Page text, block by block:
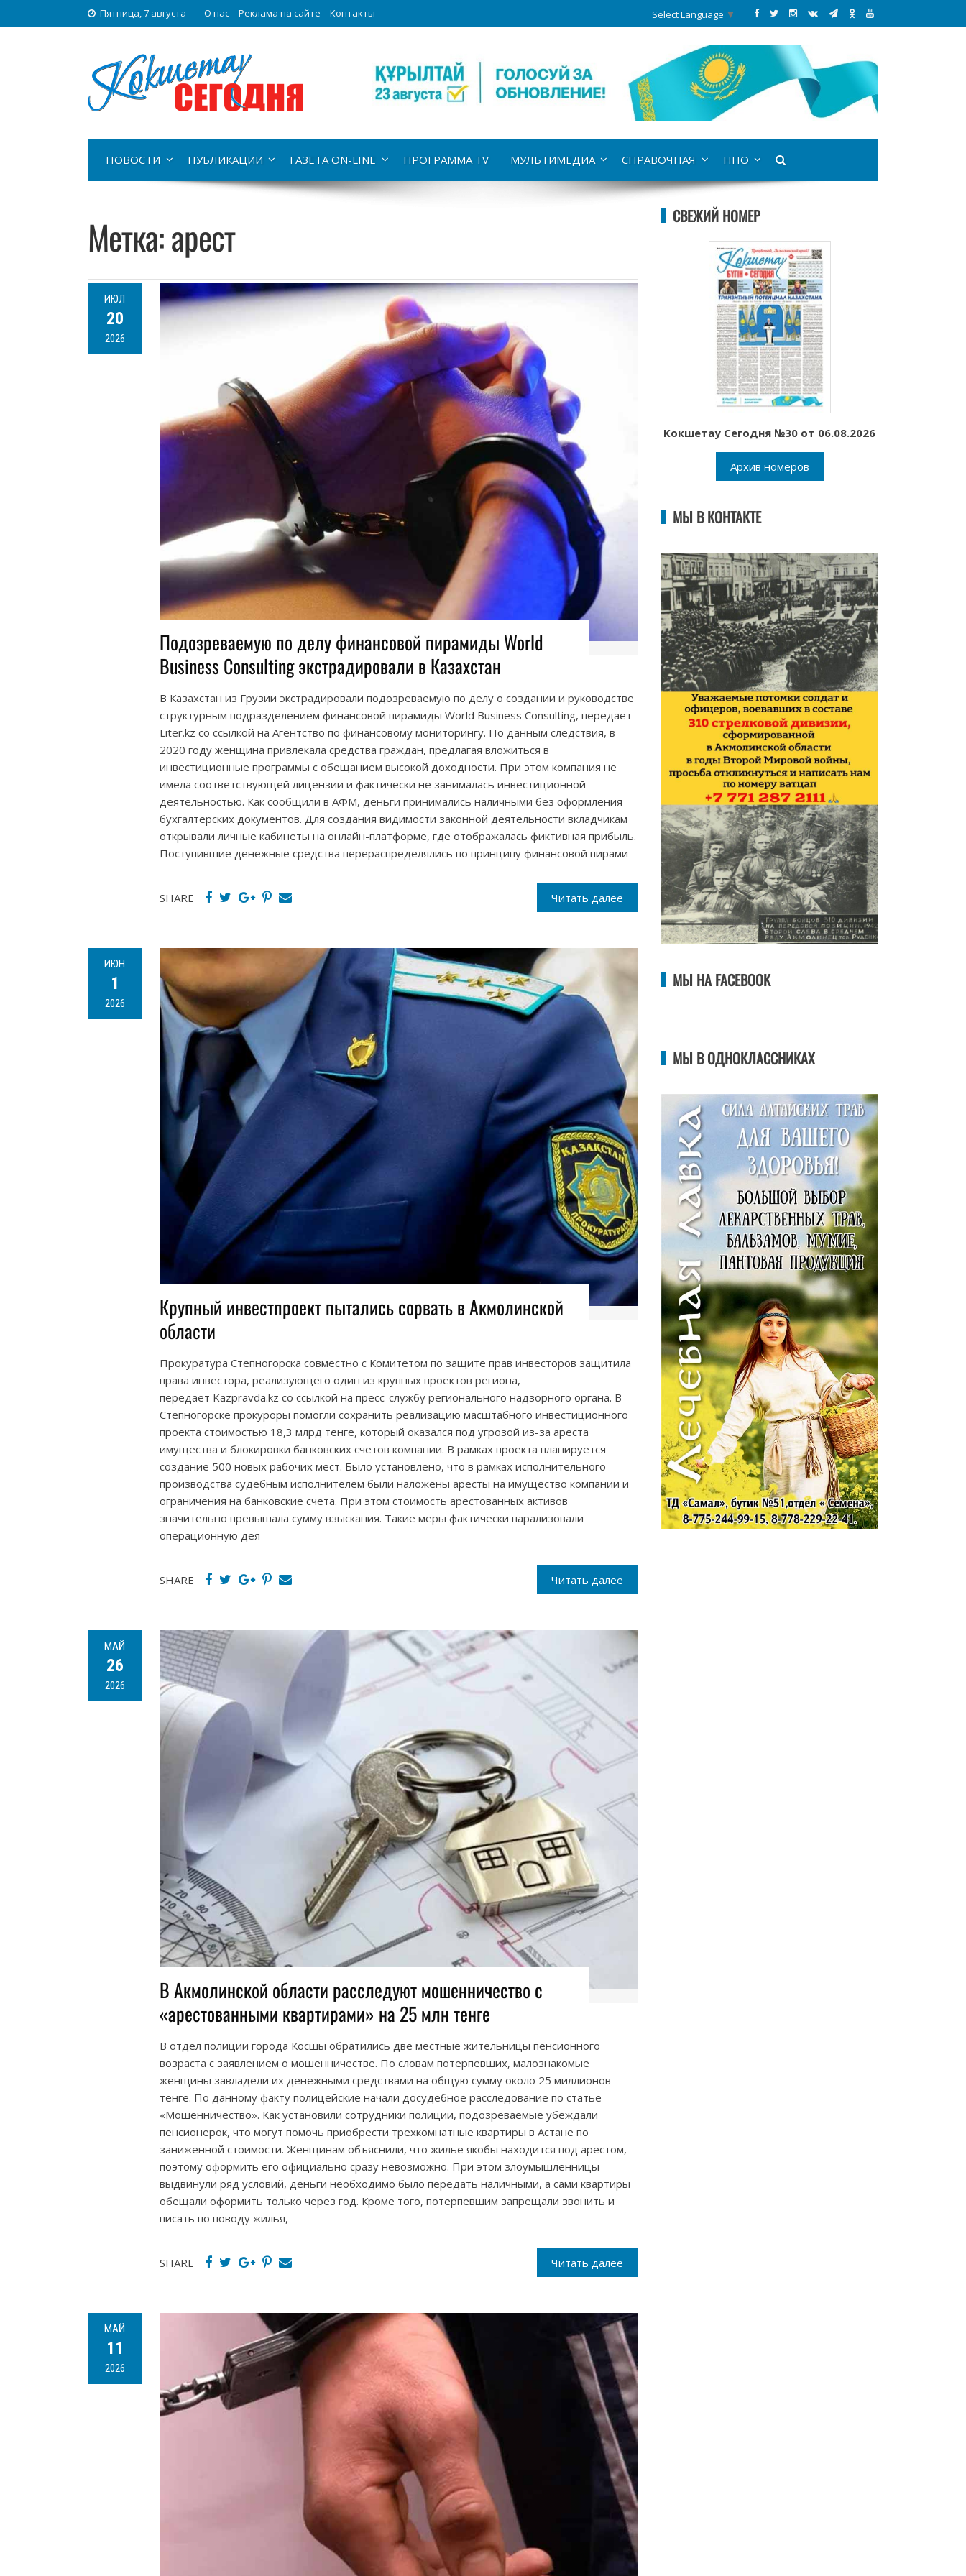
Пятница, 7 августа О нас Реклама на сайте Контакты Select Language ▼
НОВОСТИ ПУБЛИКАЦИИ ГАЗЕТА ON-LINE ПРОГРАММА TV МУЛЬТИМЕДИА СПРАВОЧНАЯ НПО
Метка:арест
ИЮЛ
20
2026
Подозреваемую по делу финансовой пирамиды World
Business Consulting экстрадировали в Казахстан
В Казахстан из Грузии экстрадировали подозреваемую по делу о создании и руководстве
структурным подразделением финансовой пирамиды World Business Consulting, передает
Liter.kz со ссылкой на Агентство по финансовому мониторингу. По данным следствия, в
2020 году женщина привлекала средства граждан, предлагая вложиться в
инвестиционные программы с обещанием высокой доходности. При этом компания не
имела соответствующей лицензии и фактически не занималась инвестиционной
деятельностью. Как сообщили в АФМ, деньги принимались наличными без оформления
бухгалтерских документов. Для создания видимости законной деятельности вкладчикам
открывали личные кабинеты на онлайн-платформе, где отображалась фиктивная прибыль.
Поступившие денежные средства перераспределялись по принципу финансовой пирами
Читать далее
SHARE
ИЮН
1
2026
Крупный инвестпроект пытались сорвать в Акмолинской
области
Прокуратура Степногорска совместно с Комитетом по защите прав инвесторов защитила
права инвестора, реализующего один из крупных проектов региона,
передает Kazpravda.kz со ссылкой на пресс-службу регионального надзорного органа. В
Степногорске прокуроры помогли сохранить реализацию масштабного инвестиционного
проекта стоимостью 18,3 млрд тенге, который оказался под угрозой из-за ареста
имущества и блокировки банковских счетов компании. В рамках проекта планируется
создание 500 новых рабочих мест. Было установлено, что в рамках исполнительного
производства судебным исполнителем были наложены аресты на имущество компании и
ограничения на банковские счета. При этом стоимость арестованных активов
значительно превышала сумму взыскания. Такие меры фактически парализовали
операционную дея
Читать далее
SHARE
МАЙ
26
2026
В Акмолинской области расследуют мошенничество с
«арестованными квартирами» на 25 млн тенге
В отдел полиции города Косшы обратились две местные жительницы пенсионного
возраста с заявлением о мошенничестве. По словам потерпевших, малознакомые
женщины завладели их денежными средствами на общую сумму около 25 миллионов
тенге. По данному факту полицейские начали досудебное расследование по статье
«Мошенничество». Как установили сотрудники полиции, подозреваемые убеждали
пенсионерок, что могут помочь приобрести трехкомнатные квартиры в Астане по
заниженной стоимости. Женщинам объяснили, что жилье якобы находится под арестом,
поэтому оформить его официально сразу невозможно. При этом злоумышленницы
выдвинули ряд условий, деньги необходимо было передать наличными, а сами квартиры
обещали оформить только через год. Кроме того, потерпевшим запрещали звонить и
писать по поводу жилья,
Читать далее
SHARE
МАЙ
11
2026
СВЕЖИЙ НОМЕР
Кокшетау Сегодня №30 от 06.08.2026
Архив номеров
МЫ В КОНТАКТЕ
МЫ НА FACEBOOK
МЫ В ОДНОКЛАССНИКАХ